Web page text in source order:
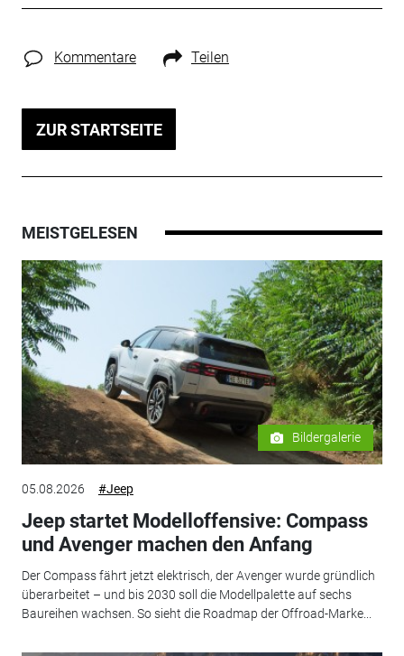
Kommentare Teilen
ZUR STARTSEITE
MEISTGELESEN
Bildergalerie
05.08.2026 #Jeep
Jeep startet Modelloffensive: Compass
und Avenger machen den Anfang
Der Compass fährt jetzt elektrisch, der Avenger wurde gründlich
überarbeitet – und bis 2030 soll die Modellpalette auf sechs
Baureihen wachsen. So sieht die Roadmap der Offroad-Marke...